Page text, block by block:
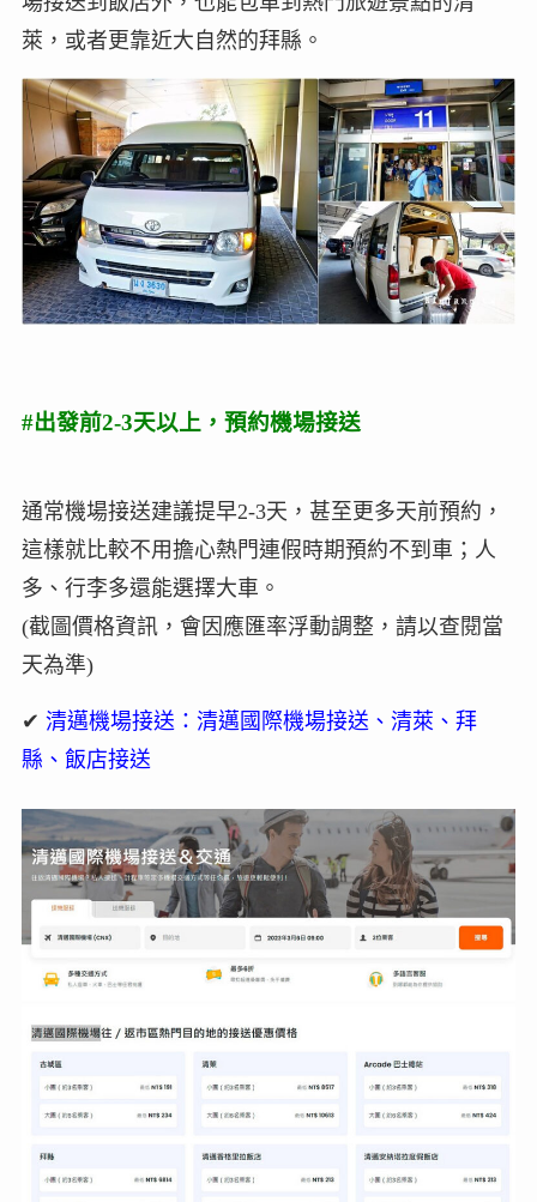
萊，或者更靠近大自然的拜縣。
#出發前2-3天以上，預約機場接送
通常機場接送建議提早2-3天，甚至更多天前預約，
這樣就比較不用擔心熱門連假時期預約不到車；人
多、行李多還能選擇大車。
(截圖價格資訊，會因應匯率浮動調整，請以查閱當
天為準)
✔ 清邁機場接送：清邁國際機場接送、清萊、拜
縣、飯店接送